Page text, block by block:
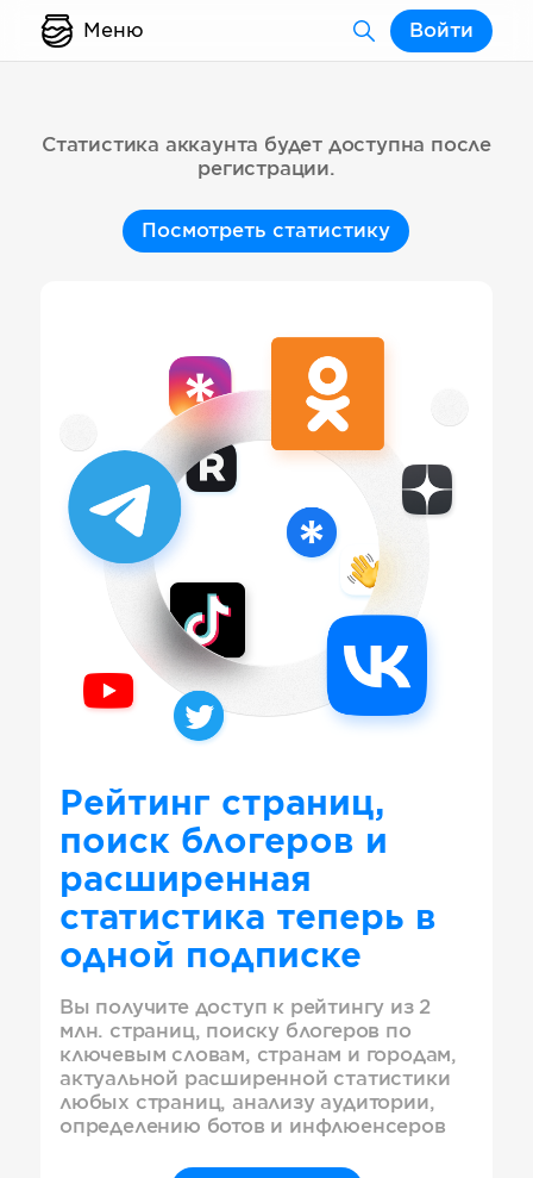
Меню Войти
Статистика аккаунта будет доступна после
регистрации.
Посмотреть статистику
Рейтинг страниц,
поиск блогеров и
расширенная
статистика теперь в
одной подписке
Вы получите доступ к рейтингу из 2
млн. страниц, поиску блогеров по
ключевым словам, странам и городам,
актуальной расширенной статистики
любых страниц, анализу аудитории,
определению ботов и инфлюенсеров